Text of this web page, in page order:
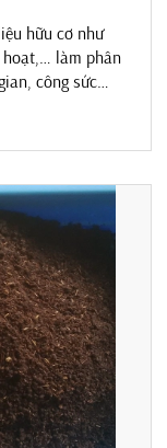
hữu cơ như
hoạt,… làm phân
công sức
triển con người
ưu mang lại hiệu